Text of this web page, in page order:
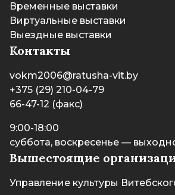
Временные выставки
Виртуальные выставки
Выездные выставки
Контакты
vokm2006@ratusha-vit.by
+375 (29) 210-04-79
66-47-12 (факс)
9:00-18:00
суббота, воскресенье —
Вышестоящие
Управление культуры